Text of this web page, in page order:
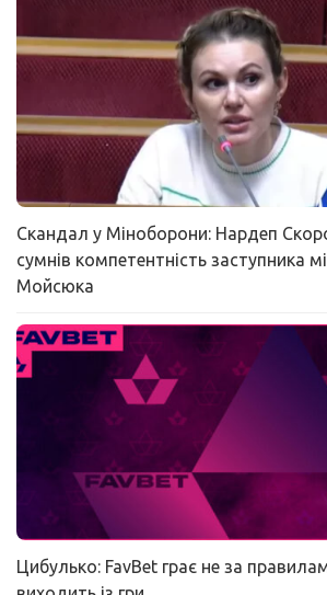
Скандал у Міноборони: Нардеп
сумнів компетентність заступника
Мойсюка
Цибулько: FavBet грає не за